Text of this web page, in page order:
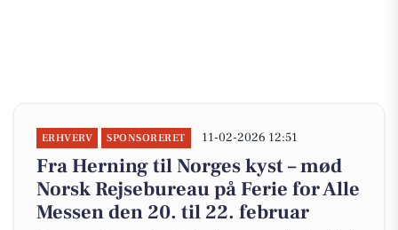
ERHVERV SPONSORERET 11-02-2026 12:51
Fra Herning til Norges kyst – mød
Norsk Rejsebureau på Ferie for Alle
Messen den 20. til 22. februar